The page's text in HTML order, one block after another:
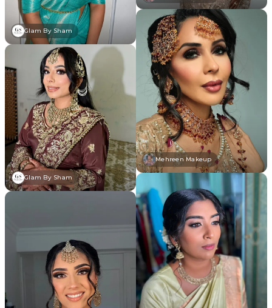
Glam By Sham
Glam By Sham
Mehreen Makeup